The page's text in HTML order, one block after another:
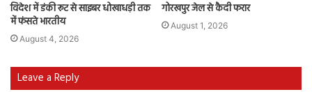
विदेश में डंकी रूट से साइबर धोखाधड़ी तक
में फंसते भारतीय
August 4, 2026
गोरखपुर जेल से कैदी फरार
August 1, 2026
Leave a Reply